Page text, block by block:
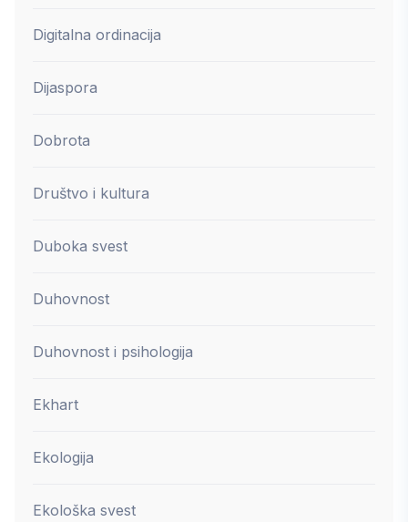
Digitalna ordinacija
Dijaspora
Dobrota
Društvo i kultura
Duboka svest
Duhovnost
Duhovnost i psihologija
Ekhart
Ekologija
Ekološka svest